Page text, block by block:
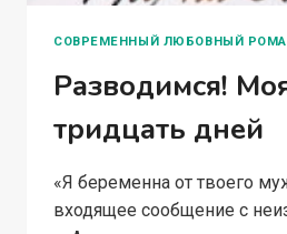
СОВРЕМЕННЫЙ ЛЮБОВНЫЙ
Разводимся!
тридцать дней
«Я беременна от твоего
входящее сообщение с